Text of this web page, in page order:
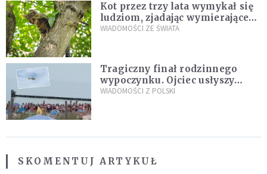
Kot przez trzy lata wymykał się
ludziom, zjadając wymierające
kaczki. W końcu popełnił
WIADOMOŚCI ZE ŚWIATA
Tragiczny finał rodzinnego
wypoczynku. Ojciec usłyszy
zarzuty
WIADOMOŚCI Z POLSKI
SKOMENTUJ ARTYKUŁ